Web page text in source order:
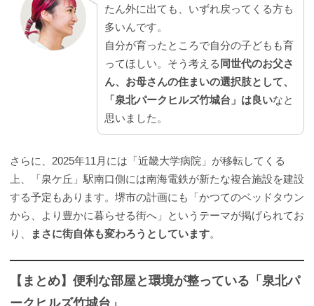
たん外に出ても、いずれ戻ってくる方も
多いんです。
自分が育ったところで自分の子どもも育
ってほしい。そう考える 同世代のお父さ
ん、お母さんの住まいの選択肢として、
「泉北パークヒルズ竹城台」は良いなと
思いました。
さらに、2025年11月には「近畿大学病院」が移転してくる
上、「泉ケ丘」駅南口側には南海電鉄が新たな複合施設を建設
する予定もあります。堺市の計画にも「かつてのベッドタウン
から、より豊かに暮らせる街へ」というテーマが掲げられてお
り、
まさに街自体も変わろうとしています。
【まとめ】便利な部屋と環境が整っている「泉北パ
ークヒルズ竹城台」